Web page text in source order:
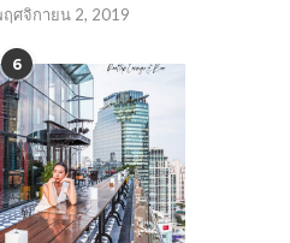
ศจิกายน 2, 2019
6